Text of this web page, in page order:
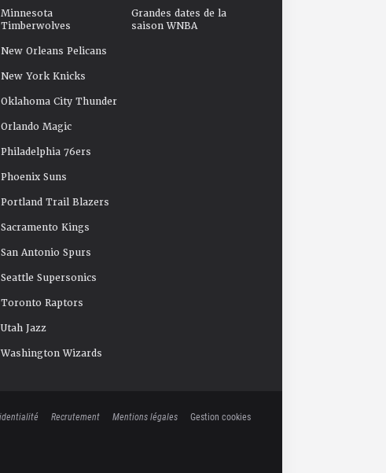
Minnesota
Timberwolves
New Orleans Pelicans
New York Knicks
Oklahoma City Thunder
Orlando Magic
Philadelphia 76ers
Phoenix Suns
Portland Trail Blazers
Sacramento Kings
San Antonio Spurs
Seattle Supersonics
Toronto Raptors
Utah Jazz
Washington Wizards
Grandes dates de la
saison WNBA
Recrutement Mentions légales Gestion cookies